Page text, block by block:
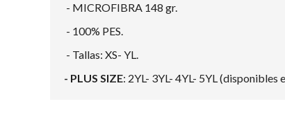
- MICROFIBRA 148 gr.
- 100% PES.
- Tallas: XS- YL.
- PLUS SIZE: 2YL- 3YL- 4YL- 5YL (disponibles